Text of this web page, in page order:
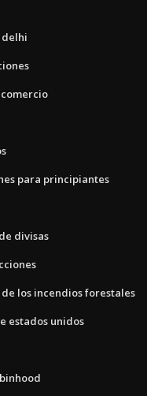
delhi
para principiantes
divisas
los incendios forestales
estados unidos